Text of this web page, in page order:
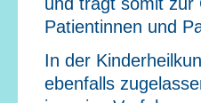
Patientinnen und
In der
ebenfalls